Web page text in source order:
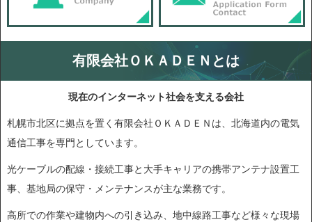
有限会社ＯＫＡＤＥＮとは
現在のインターネット社会を支える会社
札幌市北区に拠点を置く有限会社ＯＫＡＤＥＮは、北海道内の電気
通信工事を専門としています。
光ケーブルの配線・接続工事と大手キャリアの携帯アンテナ設置工
事、基地局の保守・メンテナンスが主な業務です。
高所での作業や建物内への引き込み、地中線路工事など様々な現場